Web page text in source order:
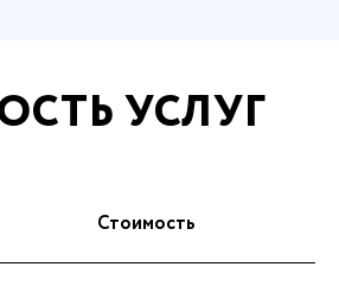
УСЛУГ
Стоимость